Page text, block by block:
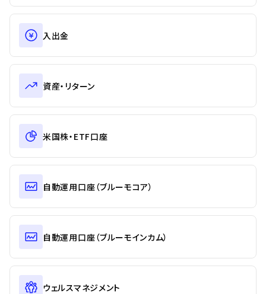
入出金
資産・リターン
米国株・ETF口座
自動運用口座（ブルーモコア）
自動運用口座（ブルーモインカム）
ウェルスマネジメント